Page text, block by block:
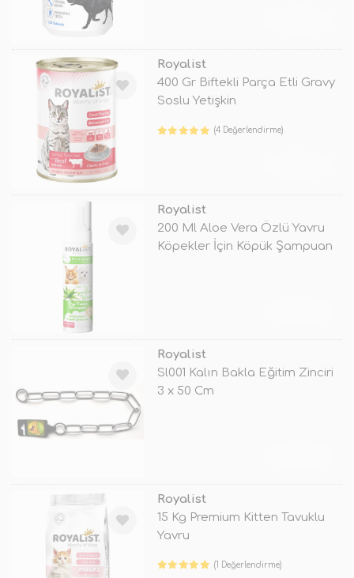
Royalist
400 Gr Biftekli Parça Etli Gravy
Soslu Yetişkin
(4 Değerlendirme)
Royalist
200 Ml Aloe Vera Özlü Yavru
Köpekler İçin Köpük Şampuan
Royalist
Sl001 Kalın Bakla Eğitim Zinciri
3 x 50 Cm
Royalist
15 Kg Premium Kitten Tavuklu
Yavru
(1 Değerlendirme)